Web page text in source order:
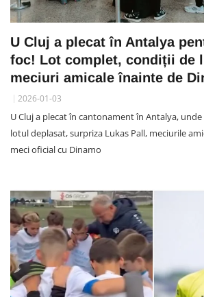
U Cluj a plecat în Antalya
foc! Lot complet, condiții de
meciuri amicale înainte de
2026-01-03
U Cluj a plecat în cantonament în Antalya, unde
lotul deplasat, surpriza Lukas Pall, meciurile
meci oficial cu Dinamo